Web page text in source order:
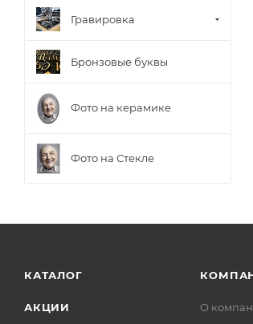
Гравировка
Бронзовые буквы
Фото на керамике
Фото на Стекле
КАТАЛОГ
АКЦИИ
О